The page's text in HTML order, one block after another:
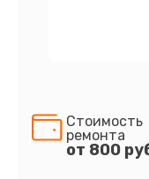
Стоимость
ремонта
от 800